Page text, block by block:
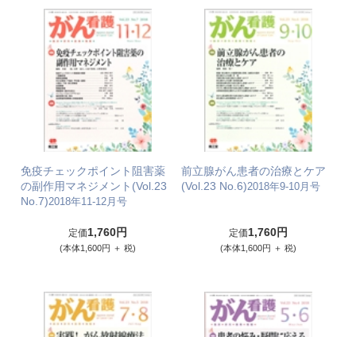
免疫チェックポイント阻害薬
の副作用マネジメント(Vol.23
No.7)2018年11-12月号
定価1,760円
(本体1,600円 ＋ 税)
前立腺がん患者の治療とケア
(Vol.23 No.6)2018年9-10月号
定価1,760円
(本体1,600円 ＋ 税)